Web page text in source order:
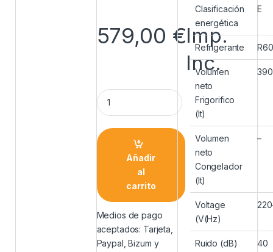
579,00 €Imp.
Inc.
Añadir
al
carrito
Medios de pago
aceptados: Tarjeta,
Paypal, Bizum y
Clasificación
energética
E
Refrigerante
Volumen
neto
Frigorifico
(lt)
390
Volumen
neto
Congelador
(lt)
–
Voltage
(V(Hz)
Ruido (dB) 40